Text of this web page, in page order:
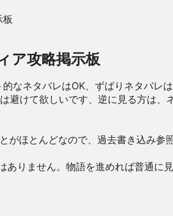
ア攻略掲示板
なネタバレはOK、ずばりネタバレ
避けて欲しいです、逆に見る方は、
ほとんどなので、過去書き込み参
りません。物語を進めれば普通に